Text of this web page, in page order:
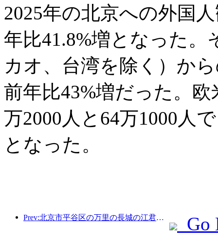
2025年の北京への外国
年比41.8%増となった
カオ、台湾を除く）か
前年比43%増だった。
万2000人と64万1000人
となった。
Prev:北京市平谷区の万里の長城の江君関区間は、早ければ2026年末にも一般公開される予定だ。
Go